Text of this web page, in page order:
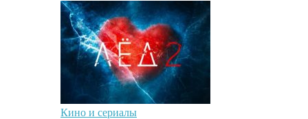
Кино и сериалы